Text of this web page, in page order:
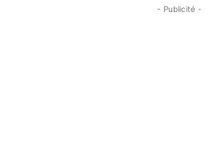
- Publicité -